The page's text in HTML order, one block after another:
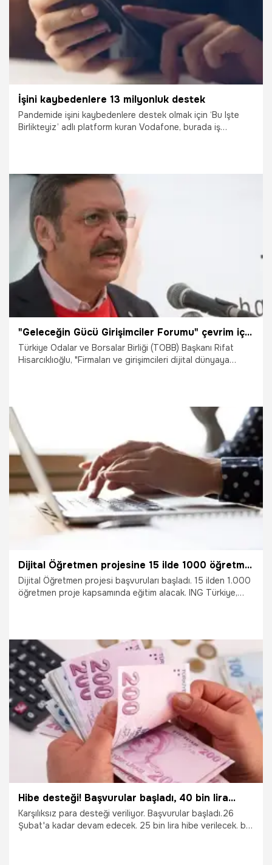
40 bin TL jüri özel ödülü olmak üzere toplamda 765 bin
TL’lik iş geliştirme hibe desteği sunuldu.
İşini kaybedenlere 13 milyonluk destek
Pandemide işini kaybedenlere destek olmak için ‘Bu Işte
Birlikteyiz’ adlı platform kuran Vodafone, burada iş
27.04.2021 Ekonomi
"Geleceğin Gücü Girişimciler Forumu" çevrim içi düzenledi
Türkiye Odalar ve Borsalar Birliği (TOBB) Başkanı Rifat
Hisarcıklıoğlu, "Firmaları ve girişimcileri dijital dünyaya
22.03.2021 Bilim ve Teknoloji
Dijital Öğretmen projesine 15 ilde 1000 öğretmen alınacak! İşte başvuru şartları!
Dijital Öğretmen projesi başvuruları başladı. 15 ilden 1.000
öğretmen proje kapsamında eğitim alacak. ING Türkiye,
yüze ve uzaktan eğitimde yararlanabilecekleri dijital
okuryazarlık becerileri edinmelerini hedefleyen ödüllü Dijital
Öğretmenler projesinin yeni eğitim dönemi başvuruları
açıldı. Peki, Dijital Öğretmen projesi başvurusu nasıl
yapılır? İşte Dijital Öğretmen projesi ile ilgili merak
edilenler...
19.02.2021 Eğitim
Hibe desteği! Başvurular başladı, 40 bin lira...
Karşılıksız para desteği veriliyor. Başvurular başladı.26
Şubat'a kadar devam edecek. 25 bin lira hibe verilecek. bir